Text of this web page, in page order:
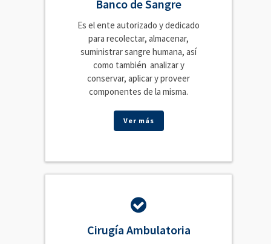
Banco de Sangre
Es el ente autorizado y dedicado
para recolectar, almacenar,
suministrar sangre humana, así
como también analizar y
conservar, aplicar y proveer
componentes de la misma.
Ver más
Cirugía Ambulatoria